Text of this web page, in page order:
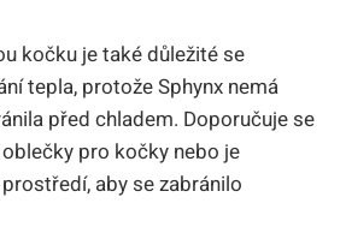
kočku je také důležité se
tepla, protože Sphynx nemá
před chladem. Doporučuje se
pro kočky nebo je
aby se zabránilo